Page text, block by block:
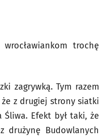
trochę
zagrywką. Tym razem
że z drugiej strony siatki
Śliwa. Efekt był taki, że
drużynę Budowlanych